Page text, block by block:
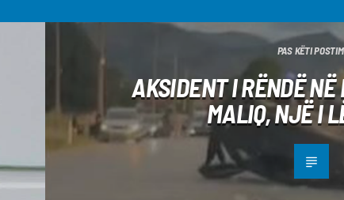
PAS KËTI
AKSIDENT I RËNDË NË
MALIQ, NJË I